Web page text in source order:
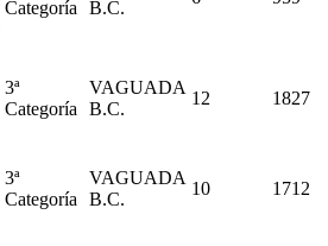
Categoría
B.C.
3ª
Categoría
VAGUADA
B.C.
12 1827
3ª
Categoría
VAGUADA
B.C.
10 1712